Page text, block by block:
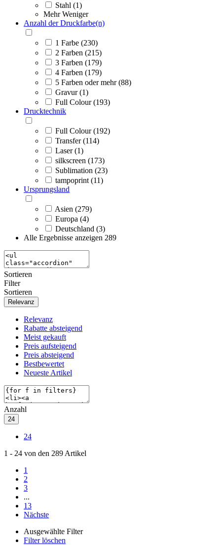
Stahl (1)
Mehr Weniger
Anzahl der Druckfarbe(n)
1 Farbe (230)
2 Farben (215)
3 Farben (179)
4 Farben (179)
5 Farben oder mehr (88)
Gravur (1)
Full Colour (193)
Drucktechnik
Full Colour (192)
Transfer (114)
Laser (1)
silkscreen (173)
Sublimation (23)
tampoprint (11)
Ursprungsland
Asien (279)
Europa (4)
Deutschland (3)
Alle Ergebnisse anzeigen 289
Sortieren
Filter
Sortieren
Relevanz
Relevanz
Rabatte absteigend
Meist gekauft
Preis aufsteigend
Preis absteigend
Bestbewertet
Neueste Artikel
Anzahl
24
24
1 - 24 von den 289 Artikel
1
2
3
...
13
Nächste
Ausgewählte Filter
Filter löschen